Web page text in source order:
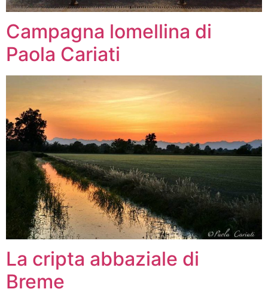
Campagna lomellina di
Paola Cariati
La cripta abbaziale di
Breme